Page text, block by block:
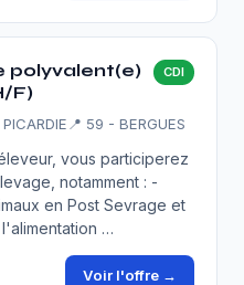
polyvalent(e)
F)
CDI
📍 59 - BERGUES
vous participerez
notamment : -
en Post Sevrage et
…
Voir l'offre →